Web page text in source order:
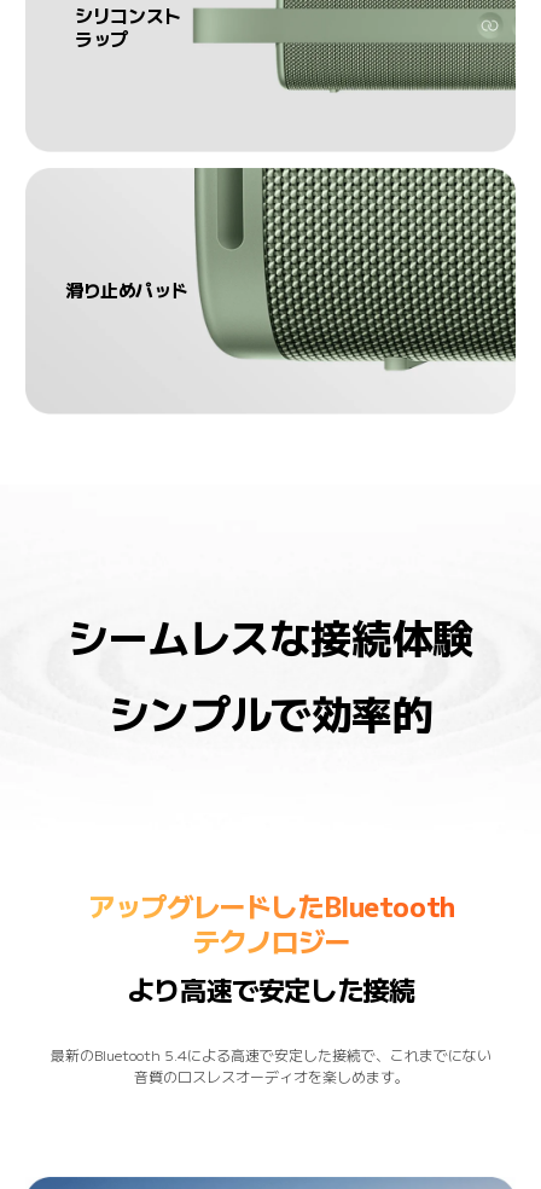
シリコンスト
ラップ
滑り止めパッド
シームレスな接続体験
シンプルで効率的
アップグレードしたBluetooth
テクノロジー
より高速で安定した接続
最新のBluetooth 5.4による高速で安定した接続で、これまでにない
音質のロスレスオーディオを楽しめます。